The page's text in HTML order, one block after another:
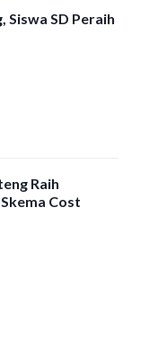
Siswa SD Peraih
Raih
Cost